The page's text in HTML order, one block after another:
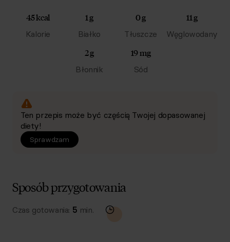
45 kcal
Kalorie
1 g
Białko
0 g
Tłuszcze
11 g
Węglowodany
2 g
Błonnik
19 mg
Sód
Ten przepis może być częścią Twojej dopasowanej
diety!
Sprawdzam
Sposób przygotowania
Czas gotowania: 5 min.